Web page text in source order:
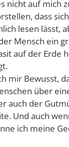
nicht auf mich
dass
lesen lässt,
Mensch ein
auf der Erde
mir Bewusst,
über
auch der
Und auch
ich meine